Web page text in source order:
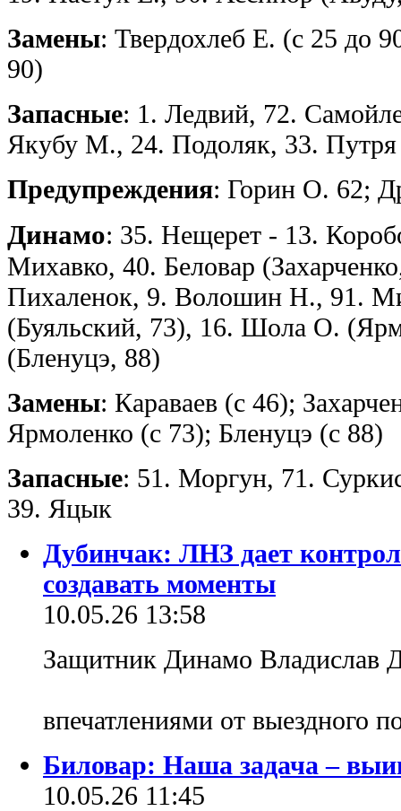
Замены: Твердохлеб Е. (с 25 до
90)
Запасные: 1. Ледвий, 72.
Якубу М., 24. Подоляк, 33. Путря
Предупреждения: Горин О. 62;
Динамо: 35. Нещерет - 13.
Михавко, 40. Беловар
Пихаленок, 9. Волошин Н., 91.
(Буяльский, 73), 16. Шола О.
(Бленуцэ, 88)
Замены: Караваев (с 46);
Ярмоленко (с 73); Бленуцэ (с 88)
Запасные: 51. Моргун, 71.
39. Яцык
Дубинчак: ЛНЗ дает
создавать моменты
10.05.26 13:58
Защитник Динамо Владислав
впечатлениями от выездного
Биловар: Наша задача –
10.05.26 11:45